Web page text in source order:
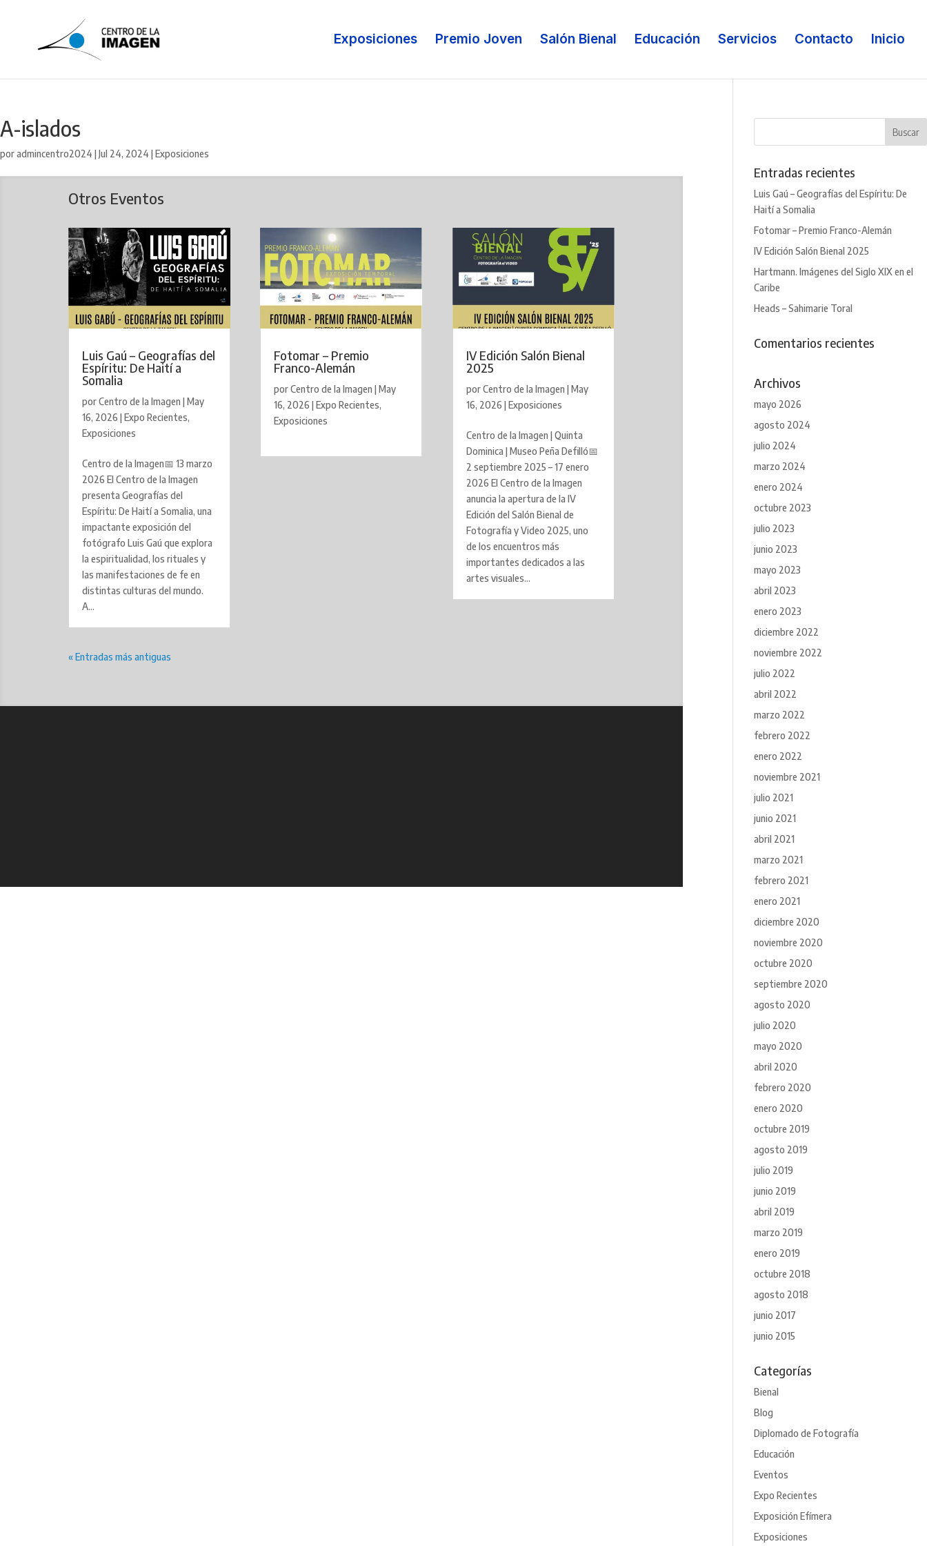
Exposiciones Premio Joven Salón Bienal Educación Servicios Contacto Inicio
A-islados
poradmincentro2024 | Jul 24, 2024 | Exposiciones
Otros Eventos
Luis Gaú – Geografías del
Espíritu: De Haití a
Somalia
porCentro de la Imagen | May
16, 2026 | Expo Recientes,
Exposiciones
Centro de la Imagen📅 13 marzo
2026 El Centro de la Imagen
presenta Geografías del
Espíritu: De Haití a Somalia, una
impactante exposición del
fotógrafo Luis Gaú que explora
la espiritualidad, los rituales y
las manifestaciones de fe en
distintas culturas del mundo.
A...
Fotomar – Premio
Franco-Alemán
porCentro de la Imagen |May
16, 2026 |Expo Recientes,
Exposiciones
IV Edición Salón Bienal
2025
porCentro de la Imagen | May
16, 2026 | Exposiciones
Centro de la Imagen | Quinta
Dominica | Museo Peña Defilló📅
2 septiembre 2025 – 17 enero
2026 El Centro de la Imagen
anuncia la apertura de la IV
Edición del Salón Bienal de
Fotografía y Video 2025, uno
de los encuentros más
importantes dedicados a las
artes visuales...
« Entradas más antiguas
Entradas recientes
Luis Gaú – Geografías del Espíritu: De
Haití a Somalia
Fotomar – Premio Franco-Alemán
IV Edición Salón Bienal 2025
Hartmann. Imágenes del Siglo XIX en el
Caribe
Heads – Sahimarie Toral
Comentarios recientes
Archivos
mayo 2026
agosto 2024
julio 2024
marzo 2024
enero 2024
octubre 2023
julio 2023
junio 2023
mayo 2023
abril 2023
enero 2023
diciembre 2022
noviembre 2022
julio 2022
abril 2022
marzo 2022
febrero 2022
enero 2022
noviembre 2021
julio 2021
junio 2021
abril 2021
marzo 2021
febrero 2021
enero 2021
diciembre 2020
noviembre 2020
octubre 2020
septiembre 2020
agosto 2020
julio 2020
mayo 2020
abril 2020
febrero 2020
enero 2020
octubre 2019
agosto 2019
julio 2019
junio 2019
abril 2019
marzo 2019
enero 2019
octubre 2018
agosto 2018
junio 2017
junio 2015
Categorías
Bienal
Blog
Diplomado de Fotografía
Educación
Eventos
Expo Recientes
Exposición Efímera
Exposiciones